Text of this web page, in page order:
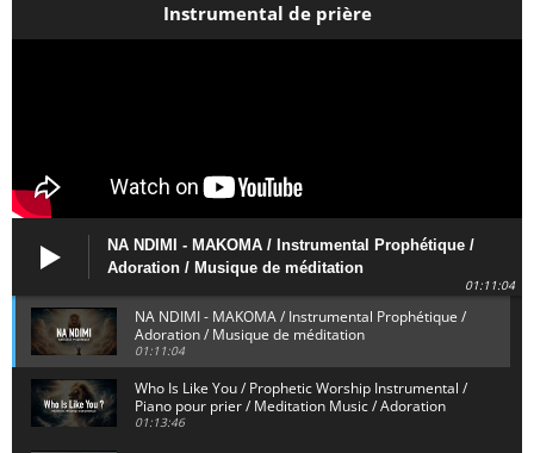
Instrumental de prière
NA NDIMI - MAKOMA / Instrumental Prophétique /
Adoration / Musique de méditation
01:11:04
NA NDIMI - MAKOMA / Instrumental Prophétique /
Adoration / Musique de méditation
01:11:04
Who Is Like You / Prophetic Worship Instrumental /
Piano pour prier / Meditation Music / Adoration
01:13:46